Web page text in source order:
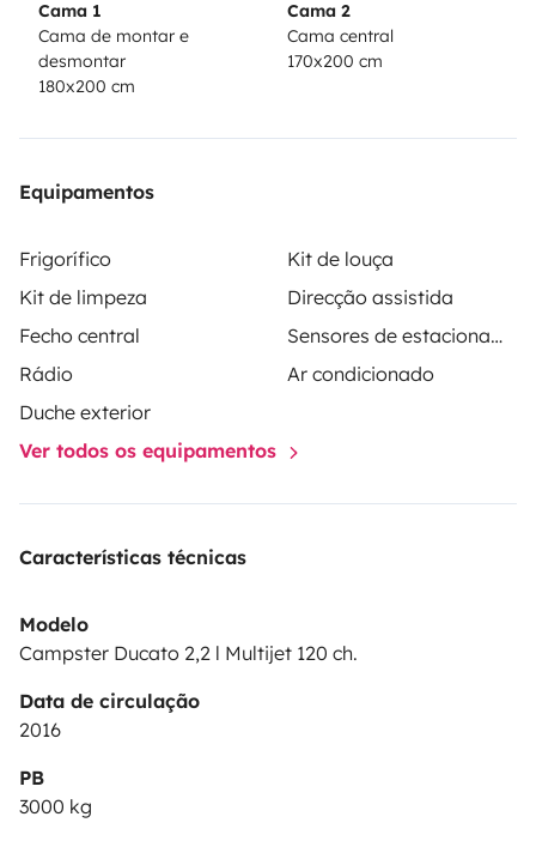
Cama 1
Cama de montar e
desmontar
180x200 cm
Cama 2
Cama central
170x200 cm
Equipamentos
Frigorífico
Kit de louça
Kit de limpeza
Direcção assistida
Fecho central
Sensores de estacionamento
Rádio
Ar condicionado
Duche exterior
Ver todos os equipamentos
Características técnicas
Modelo
Campster Ducato 2,2 l Multijet 120 ch.
Data de circulação
2016
PB
3000 kg